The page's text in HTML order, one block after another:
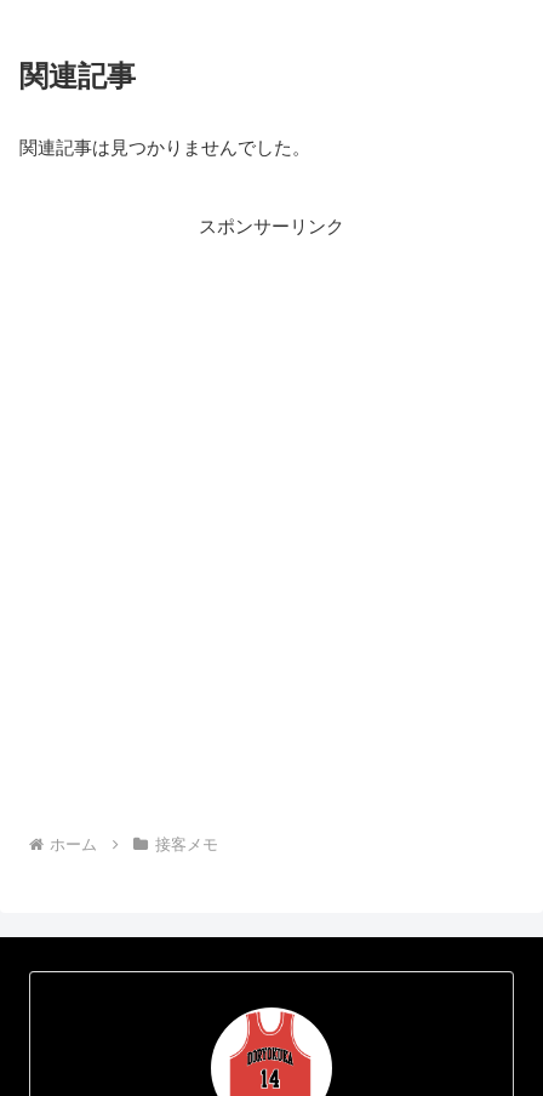
関連記事
関連記事は見つかりませんでした。
スポンサーリンク
ホーム 接客メモ